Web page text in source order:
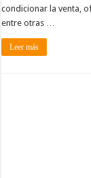
condicionar la venta,
entre otras …
Leer más